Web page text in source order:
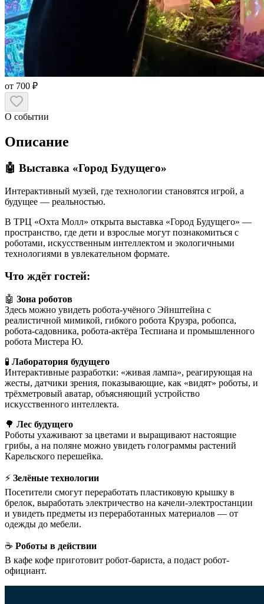
от 700 ₽
О событии
Описание
🤖 Выставка «Город Будущего»
Интерактивный музей, где технологии становятся игрой, а
будущее — реальностью.
В ТРЦ «Охта Молл» открыта выставка «Город Будущего» —
пространство, где дети и взрослые могут познакомиться с
роботами, искусственным интеллектом и экологичными
технологиями в увлекательном формате.
Что ждёт гостей:
🤖 Зона роботов
Здесь можно увидеть робота-учёного Эйнштейна с
реалистичной мимикой, гибкого робота Крузра, робопса,
робота-садовника, робота-актёра Теспиана и промышленного
робота Мистера Ю.
🧪 Лаборатория будущего
Интерактивные разработки: «живая лампа», реагирующая на
жесты, датчики зрения, показывающие, как «видят» роботы, и
трёхметровый аватар, объясняющий устройство
искусственного интеллекта.
🌳 Лес будущего
Роботы ухаживают за цветами и выращивают настоящие
грибы, а на поляне можно увидеть голограммы растений
Карельского перешейка.
⚡ Зелёные технологии
Посетители смогут переработать пластиковую крышку в
брелок, выработать электричество на качели-электростанции
и увидеть предметы из переработанных материалов — от
одежды до мебели.
☕ Роботы в действии
В кафе кофе приготовит робот-бариста, а подаст робот-
официант.